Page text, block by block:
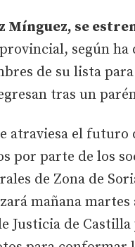
Mínguez, se
según ha
de su lista
tras un
atraviesa el
por parte de los
de Zona de
mañana martes
Justicia de Castilla